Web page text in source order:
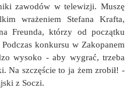
zawodów w telewizji. Muszę
wrażeniem Stefana Krafta,
Freunda, którzy od początku
konkursu w Zakopanem
wysoko - aby wygrać, trzeba
Na szczęście to ja żem zrobił! -
z Soczi.